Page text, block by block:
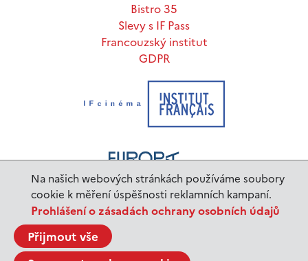
Na našich webových stránkách používáme soubory
cookie k měření úspěšnosti reklamních kampaní.
Prohlášení o zásadách ochrany osobních údajů
Přijmout vše
Bistro 35
Slevy s IF Pass
Francouzský institut
GDPR
© 2023 Institut français de Prague |
code:BurnITdesign:Tajpej Design